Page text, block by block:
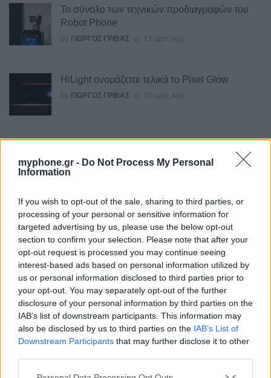
myphone.gr - Do Not Process My Personal
Information
If you wish to opt-out of the sale, sharing to third parties, or
processing of your personal or sensitive information for
targeted advertising by us, please use the below opt-out
section to confirm your selection. Please note that after your
opt-out request is processed you may continue seeing
interest-based ads based on personal information utilized by
us or personal information disclosed to third parties prior to
your opt-out. You may separately opt-out of the further
disclosure of your personal information by third parties on the
IAB’s list of downstream participants. This information may
also be disclosed by us to third parties on the IAB’s List of
Downstream Participants that may further disclose it to other
Το σύνολο των τεχνικών προδιαγραφών του
Robot Phone
By ΓΙΏΡΓΟΣ ΓΡΊΒΑΣ 13 ώρες ago
HiLight ονομάζεται τελικά το Pixel Glow
By ΓΙΏΡΓΟΣ ΓΡΊΒΑΣ 15 ώρες ago
Σε εντυπωσιακή απόχρωση “Dune” το Pixel 11
Pro XL
Motorola: ετοιμάζει δυναμική επιστροφή στα
smartwatches
By ΓΙΏΡΓΟΣ ΓΡΊΒΑΣ 3 ημέρες ago
Η πιο ταξιδιάρικη βαλίτσα του φετινού
καλοκαιριού έχει την υπογραφή της Xiaomi
ByΓΙΏΡΓΟΣ ΓΡΊΒΑΣ 3 ημέρες ago